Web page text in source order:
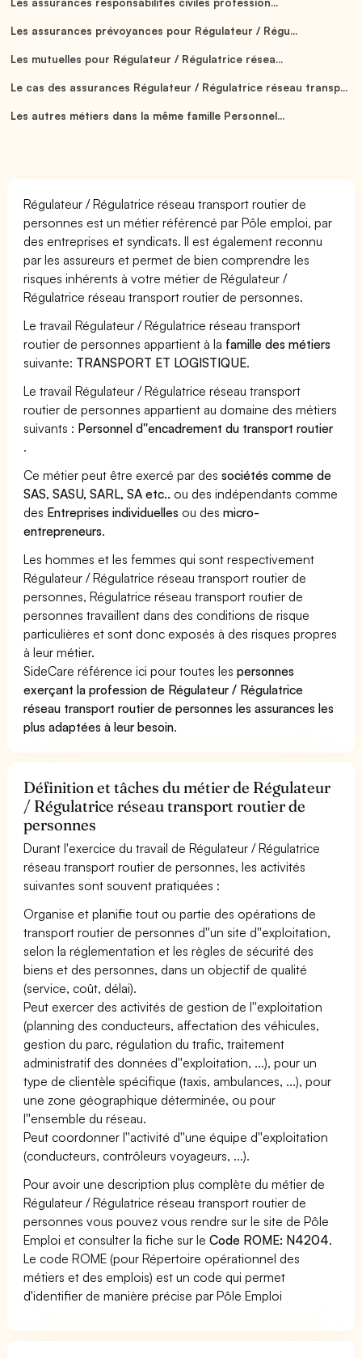
Les assurances prévoyances pour Régulateur / Régu...
Les mutuelles pour Régulateur / Régulatrice résea...
Le cas des assurances Régulateur / Régulatrice réseau transp...
Les autres métiers dans la même famille Personnel...
Régulateur / Régulatrice réseau transport routier de
personnes est un métier référencé par Pôle emploi, par
des entreprises et syndicats. Il est également reconnu
par les assureurs et permet de bien comprendre les
risques inhérents à votre métier de Régulateur /
Régulatrice réseau transport routier de personnes.
Le travail Régulateur / Régulatrice réseau transport
routier de personnes appartient à la famille des métiers
suivante: TRANSPORT ET LOGISTIQUE.
Le travail Régulateur / Régulatrice réseau transport
routier de personnes appartient au domaine des métiers
suivants : Personnel d''encadrement du transport routier
.
Ce métier peut être exercé par dessociétés comme de
SAS, SASU, SARL, SA etc.. ou des indépendants comme
des Entreprises individuelles ou desmicro-
entrepreneurs.
Les hommes et les femmes qui sont respectivement
Régulateur / Régulatrice réseau transport routier de
personnes, Régulatrice réseau transport routier de
personnes travaillent dans des conditions de risque
particulières et sont donc exposés à des risques propres
à leur métier.
SideCare référence ici pour toutes lespersonnes
exerçant la profession de Régulateur / Régulatrice
réseau transport routier de personnes les assurances les
plus adaptées à leur besoin.
Définition et tâches du métier de Régulateur
/ Régulatrice réseau transport routier de
personnes
Durant l'exercice du travail de Régulateur / Régulatrice
réseau transport routier de personnes, les activités
suivantes sont souvent pratiquées :
Organise et planifie tout ou partie des opérations de
transport routier de personnes d''un site d''exploitation,
selon la réglementation et les règles de sécurité des
biens et des personnes, dans un objectif de qualité
(service, coût, délai).
Peut exercer des activités de gestion de l''exploitation
(planning des conducteurs, affectation des véhicules,
gestion du parc, régulation du trafic, traitement
administratif des données d''exploitation, ...), pour un
type de clientèle spécifique (taxis, ambulances, ...), pour
une zone géographique déterminée, ou pour
l''ensemble du réseau.
Peut coordonner l''activité d''une équipe d''exploitation
(conducteurs, contrôleurs voyageurs, ...).
Pour avoir une description plus complète du métier de
Régulateur / Régulatrice réseau transport routier de
personnes vous pouvez vous rendre sur le site de Pôle
Emploi et consulter la fiche sur leCode ROME: N4204.
Le code ROME (pour Répertoire opérationnel des
métiers et des emplois) est un code qui permet
d'identifier de manière précise par Pôle Emploi